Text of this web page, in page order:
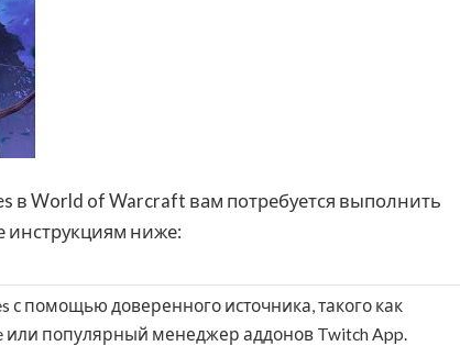
в World of Warcraft вам потребуется выполнить
инструкциям ниже:
с помощью доверенного источника, такого как
или популярный менеджер аддонов Twitch App.